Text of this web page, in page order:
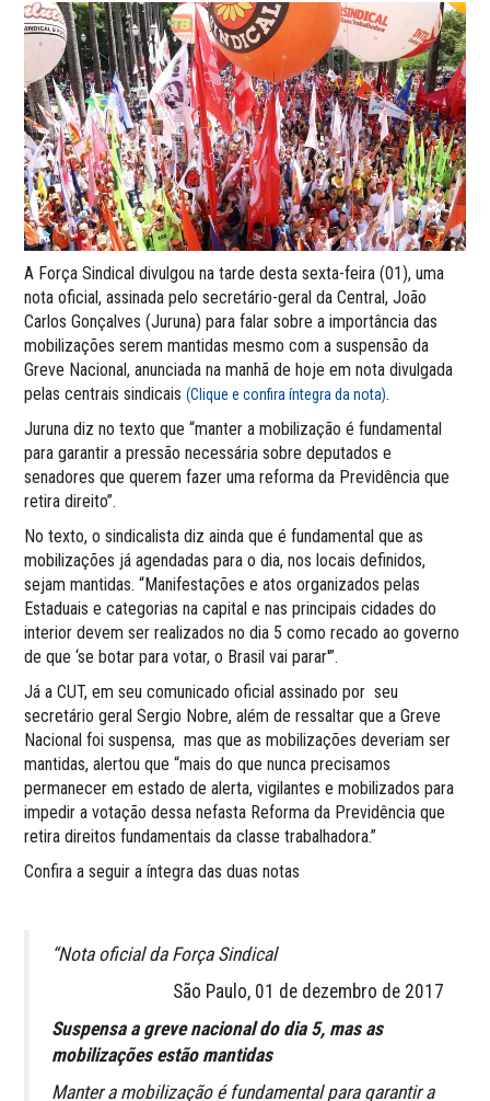
A Força Sindical divulgou na tarde desta sexta-feira (01), uma
nota oficial, assinada pelo secretário-geral da Central, João
Carlos Gonçalves (Juruna) para falar sobre a importância das
mobilizações serem mantidas mesmo com a suspensão da
Greve Nacional, anunciada na manhã de hoje em nota divulgada
pelas centrais sindicais(Clique e confira íntegra da nota).
Juruna diz no texto que “manter a mobilização é fundamental
para garantir a pressão necessária sobre deputados e
senadores que querem fazer uma reforma da Previdência que
retira direito”.
No texto, o sindicalista diz ainda que é fundamental que as
mobilizações já agendadas para o dia, nos locais definidos,
sejam mantidas. “Manifestações e atos organizados pelas
Estaduais e categorias na capital e nas principais cidades do
interior devem ser realizados no dia 5 como recado ao governo
de que ‘se botar para votar, o Brasil vai parar'”.
Já a CUT, em seu comunicado oficial assinado por seu
secretário geral Sergio Nobre, além de ressaltar que a Greve
Nacional foi suspensa, mas que as mobilizações deveriam ser
mantidas, alertou que “mais do que nunca precisamos
permanecer em estado de alerta, vigilantes e mobilizados para
impedir a votação dessa nefasta Reforma da Previdência que
retira direitos fundamentais da classe trabalhadora.”
Confira a seguir a íntegra das duas notas
“Nota oficial da Força Sindical
São Paulo, 01 de dezembro de 2017
Suspensa a greve nacional do dia 5, mas as
mobilizações estão mantidas
Manter a mobilização é fundamental para garantir a